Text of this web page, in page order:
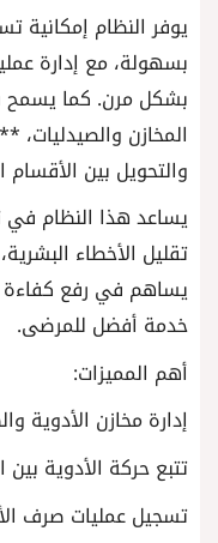
يوفر النظام
بسهولة، مع إدارة
بشكل مرن. كما يسمح
المخازن
والتحويل بين الأقسام
يساعد هذا النظام في
تقليل الأخطاء
يساهم في رفع
خدمة أفضل للمرضى.
أهم المميزات:
إدارة مخازن الأدوية
تتبع حركة الأدوية بين
تسجيل عمليات صرف